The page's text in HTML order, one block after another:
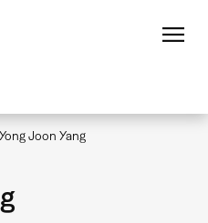
Yong Joon Yang